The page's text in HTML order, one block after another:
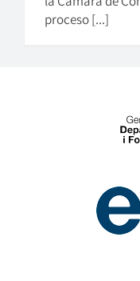
proceso [...]